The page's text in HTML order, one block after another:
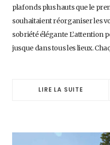
plafonds plus hauts que le
souhaitaient réorganiser les
sobriété élégante L’attention
jusque dans tous les lieux.
LIRE LA SUITE